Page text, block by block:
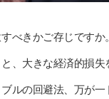
べきかご存じですか。
、大きな経済的損失
ルの回避法、万が